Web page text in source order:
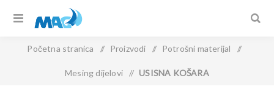
Početna stranica / Proizvodi / Potrošni materijal /
Mesing dijelovi / USISNA KOŠARA